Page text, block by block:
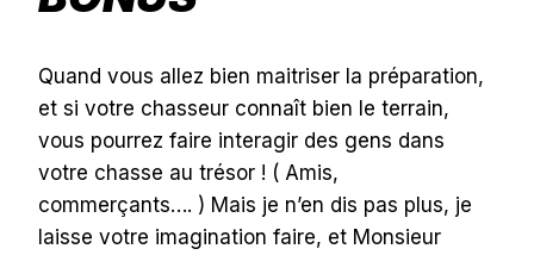
Quand vous allez bien maitriser la préparation,
et si votre chasseur connaît bien le terrain,
vous pourrez faire interagir des gens dans
votre chasse au trésor ! ( Amis,
commerçants…. ) Mais je n’en dis pas plus, je
laisse votre imagination faire, et Monsieur